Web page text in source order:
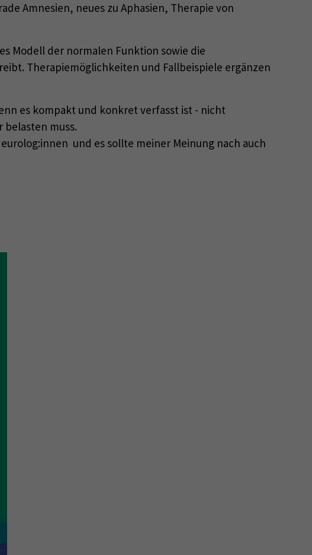
Amnesien, neues zu Aphasien, Therapie von
Modell der normalen Funktion sowie die
Therapiemöglichkeiten und Fallbeispiele ergänzen
es kompakt und konkret verfasst ist - nicht
belasten muss.
und es sollte meiner Meinung nach auch